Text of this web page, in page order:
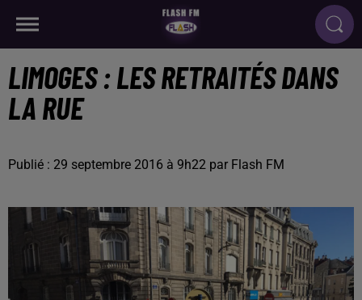
LIMOGES : LES RETRAITÉS DANS
LA RUE
Publié : 29 septembre 2016 à 9h22 par Flash FM